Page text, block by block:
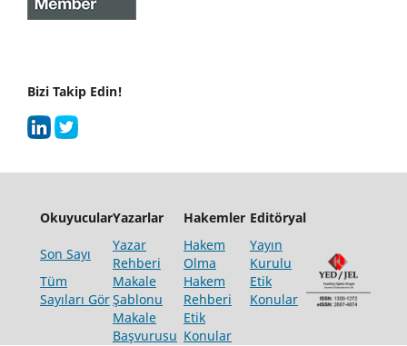
Bizi Takip Edin!
OkuyucularYazarlar Hakemler Editöryal
Son Sayı
Yazar
Rehberi
Hakem
Olma
Yayın
Kurulu
Tüm
Sayıları Gör
Makale
Şablonu
Hakem
Rehberi
Etik
Konular
Makale
Başvurusu
Etik
Konular